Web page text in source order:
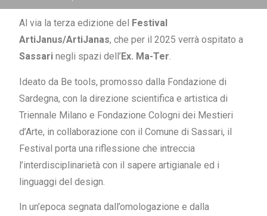
Al via la terza edizione del
Festival
ArtiJanus/ArtiJanas, che per il 2025 verrà ospitato a
Sassari negli spazi dell’ Ex. Ma-Ter.
Ideato da Be tools, promosso dalla Fondazione di
Sardegna, con la direzione scientifica e artistica di
Triennale Milano e Fondazione Cologni dei Mestieri
d’Arte, in collaborazione con il Comune di Sassari, il
Festival porta una riflessione che intreccia
l’interdisciplinarietà con il sapere artigianale ed i
linguaggi del design.
In un’epoca segnata dall’omologazione e dalla